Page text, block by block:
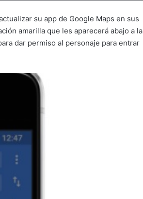
su app de Google Maps en sus
amarilla que les aparecerá abajo a la
dar permiso al personaje para entrar